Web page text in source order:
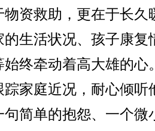
资救助，更在于长久
生活状况、孩子康复
始终牵动着高大雄的心
家庭近况，耐心倾听
简单的抱怨、一个微